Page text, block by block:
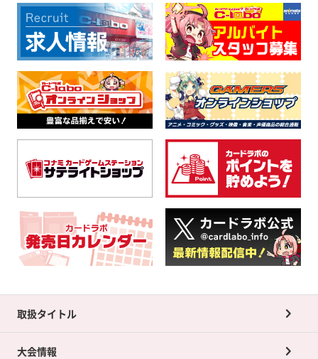
取扱タイトル
大会情報